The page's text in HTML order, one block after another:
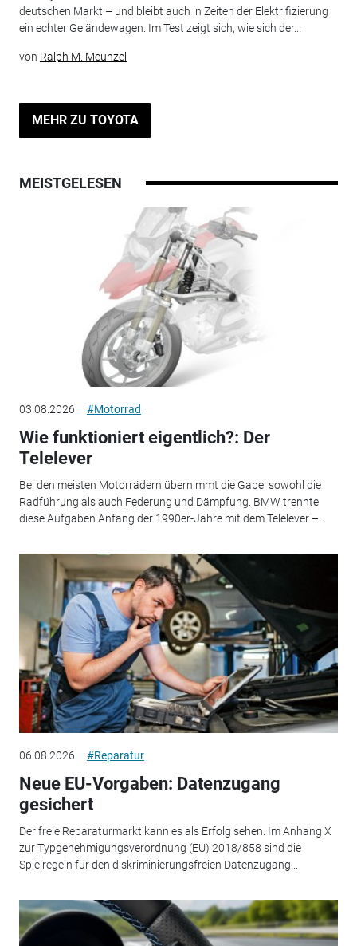
deutschen Markt – und bleibt auch in Zeiten der Elektrifizierung
ein echter Geländewagen. Im Test zeigt sich, wie sich der...
von Ralph M. Meunzel
MEHR ZU TOYOTA
MEISTGELESEN
03.08.2026 #Motorrad
Wie funktioniert eigentlich?: Der
Telelever
Bei den meisten Motorrädern übernimmt die Gabel sowohl die
Radführung als auch Federung und Dämpfung. BMW trennte
diese Aufgaben Anfang der 1990er-Jahre mit dem Telelever –...
06.08.2026 #Reparatur
Neue EU-Vorgaben: Datenzugang
gesichert
Der freie Reparaturmarkt kann es als Erfolg sehen: Im Anhang X
zur Typgenehmigungsverordnung (EU) 2018/858 sind die
Spielregeln für den diskriminierungsfreien Datenzugang...